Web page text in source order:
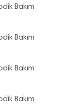
Bakım
Bakım
Bakım
Bakım